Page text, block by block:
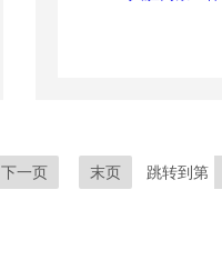
下一页 末页 跳转到第